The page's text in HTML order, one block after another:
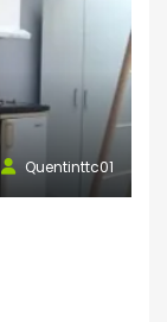
Quentinttc01